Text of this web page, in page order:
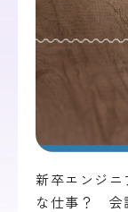
新卒エンジニ
な仕事？ 会